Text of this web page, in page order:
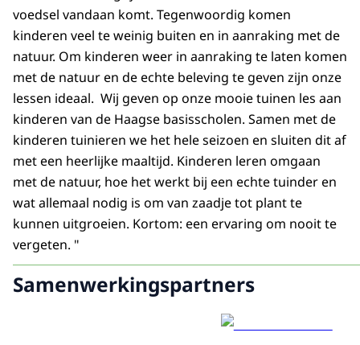
voedsel vandaan komt. Tegenwoordig komen
kinderen veel te weinig buiten en in aanraking met de
natuur. Om kinderen weer in aanraking te laten komen
met de natuur en de echte beleving te geven zijn onze
lessen ideaal. Wij geven op onze mooie tuinen les aan
kinderen van de Haagse basisscholen. Samen met de
kinderen tuinieren we het hele seizoen en sluiten dit af
met een heerlijke maaltijd. Kinderen leren omgaan
met de natuur, hoe het werkt bij een echte tuinder en
wat allemaal nodig is om van zaadje tot plant te
kunnen uitgroeien. Kortom: een ervaring om nooit te
vergeten. "
Samenwerkingspartners